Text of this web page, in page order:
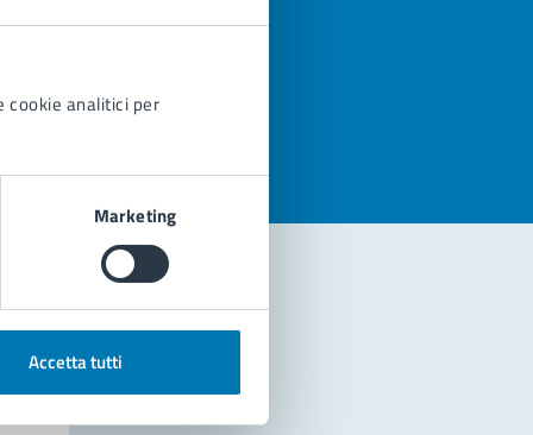
cookie analitici per
Marketing
Accetta tutti